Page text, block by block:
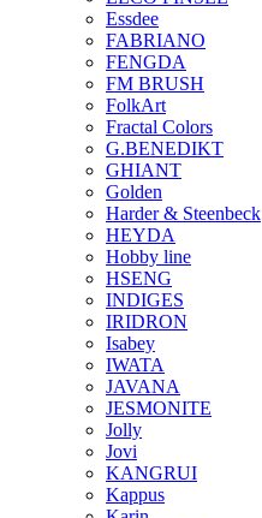
Essdee
FABRIANO
FENGDA
FM BRUSH
FolkArt
Fractal Colors
G.BENEDIKT
GHIANT
Golden
Harder & Steenbeck
HEYDA
Hobby line
HSENG
INDIGES
IRIDRON
Isabey
IWATA
JAVANA
JESMONITE
Jolly
Jovi
KANGRUI
Kappus